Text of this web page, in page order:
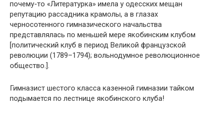
почему-то «Литературка» имела у одесских мещан
репутацию рассадника крамолы, а в глазах
черносотенного гимназического начальства
представлялась по меньшей мере якобинским клубом
[политический клуб в период Великой французской
революции (1789–1794); вольнодумное революционное
общество.].
Гимназист шестого класса казенной гимназии тайком
подымается по лестнице якобинского клуба!